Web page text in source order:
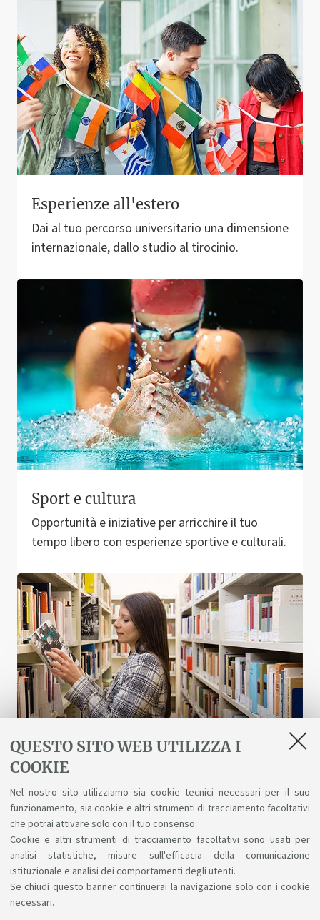
QUESTO SITO WEB UTILIZZA I
COOKIE
Nel nostro sito utilizziamo sia cookie tecnici necessari per il suo
funzionamento, sia cookie e altri strumenti di tracciamento facoltativi
che potrai attivare solo con il tuo consenso.
Cookie e altri strumenti di tracciamento facoltativi sono usati per
analisi statistiche, misure sull'efficacia della comunicazione
istituzionale e analisi dei comportamenti degli utenti.
Se chiudi questo banner continuerai la navigazione solo con i cookie
necessari.
Esperienze all'estero
Dai al tuo percorso universitario una dimensione
internazionale, dallo studio al tirocinio.
Sport e cultura
Opportunità e iniziative per arricchire il tuo
tempo libero con esperienze sportive e culturali.
Biblioteche e risorse digitali
Un patrimonio fatto di scienza, arte, storia a
tua disposizione gratuitamente, anche online.